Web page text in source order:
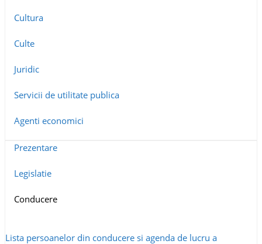
Cultura
Culte
Juridic
Servicii de utilitate publica
Agenti economici
Prezentare
Legislatie
Conducere
Lista persoanelor din conducere si agenda de lucru a